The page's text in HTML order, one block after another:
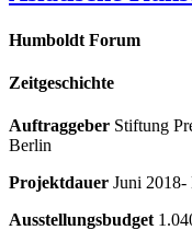
Humboldt Forum
Zeitgeschichte
Auftraggeber Stiftung
Berlin
Projektdauer Juni 2018-
Ausstellungsbudget